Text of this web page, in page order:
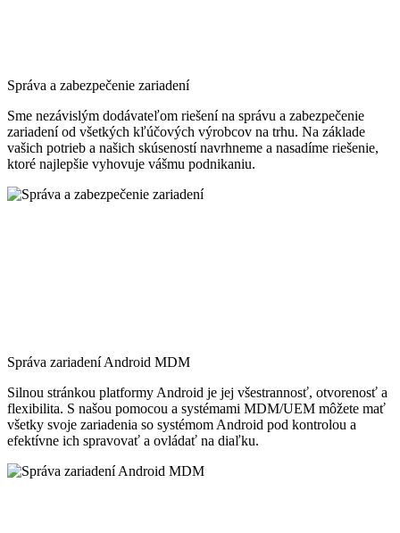
Správa a zabezpečenie zariadení
Sme nezávislým dodávateľom riešení na správu a zabezpečenie
zariadení od všetkých kľúčových výrobcov na trhu. Na základe
vašich potrieb a našich skúseností navrhneme a nasadíme riešenie,
ktoré najlepšie vyhovuje vášmu podnikaniu.
Správa zariadení Android MDM
Silnou stránkou platformy Android je jej všestrannosť, otvorenosť a
flexibilita. S našou pomocou a systémami MDM/UEM môžete mať
všetky svoje zariadenia so systémom Android pod kontrolou a
efektívne ich spravovať a ovládať na diaľku.